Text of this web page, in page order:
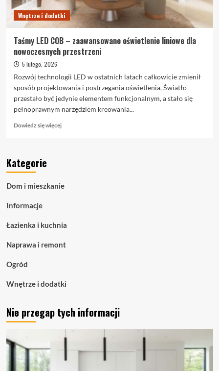
Wnętrze i dodatki
Taśmy LED COB – zaawansowane oświetlenie liniowe dla
nowoczesnych przestrzeni
5 lutego, 2026
Rozwój technologii LED w ostatnich latach całkowicie zmienił
sposób projektowania i postrzegania oświetlenia. Światło
przestało być jedynie elementem funkcjonalnym, a stało się
pełnoprawnym narzędziem kreowania...
Dowiedz się więcejDowiedz
–
dla
przestrzeni
Kategorie
Dom i mieszkanie
Informacje
Łazienka i kuchnia
Naprawa i remont
Ogród
Wnętrze i dodatki
Nie przegap tych informacji